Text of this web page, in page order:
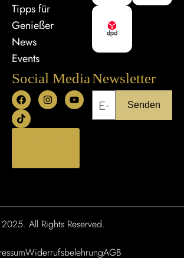
Tipps für
Genießer
News
Events
Social MediaNewsletter
Senden
All Rights Reserved.
WiderrufsbelehrungAGB